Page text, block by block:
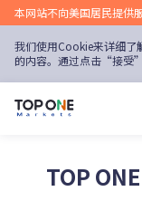
本网站不向美国居民提供服
我们使用Cookie来详细了
的内容。通过点击“接受
TOP